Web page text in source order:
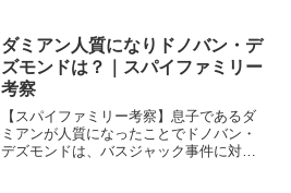
な秘密をダミアンに告白していました！
ダミアン人質になりドノバン・デ
ズモンドは？｜スパイファミリー
考察
【スパイファミリー考察】息子であるダ
ミアンが人質になったことでドノバン・
デズモンドは、バスジャック事件に対し